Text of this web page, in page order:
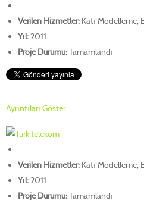
Verilen Hizmetler: Katı Modelleme,
Yıl:2011
Proje Durumu:Tamamlandı
Ayrıntıları Göster
Verilen Hizmetler: Katı Modelleme,
Yıl:2011
Proje Durumu:Tamamlandı